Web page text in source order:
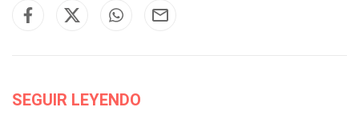
SEGUIR LEYENDO